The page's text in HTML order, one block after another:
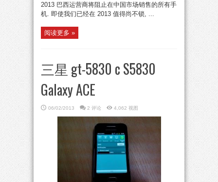
2013 巴西运营商将阻止在中国市场销售的所有手
机. 即使我们已经在 2013 值得尚不锁, ...
阅读更多 »
三星 gt-5830 c S5830
Galaxy ACE
06/02/2013 2 评论 4,062 视图